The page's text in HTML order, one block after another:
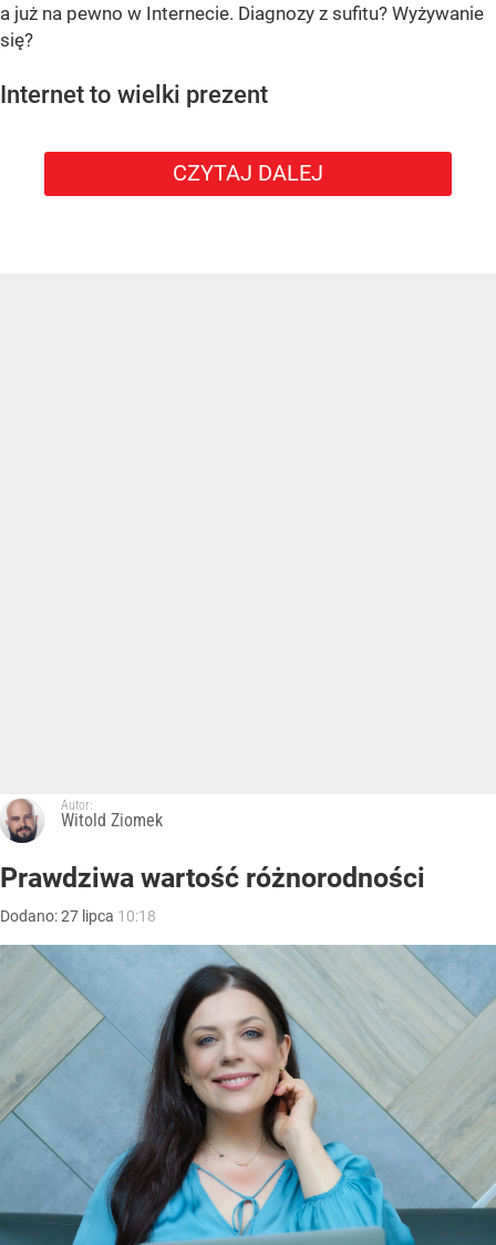
a już na pewno w Internecie. Diagnozy z sufitu? Wyżywanie
się?
Internet to wielki prezent
CZYTAJ DALEJ
Autor:
Witold Ziomek
Prawdziwa wartość różnorodności
Dodano:27 lipca 10:18